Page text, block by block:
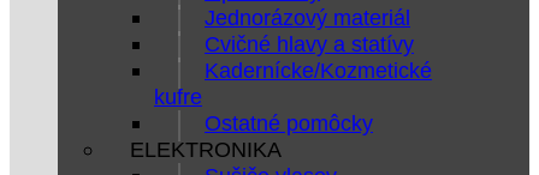
Jednorázový materiál
Cvičné hlavy a statívy
Kadernícke/Kozmetické
kufre
Ostatné pomôcky
ELEKTRONIKA